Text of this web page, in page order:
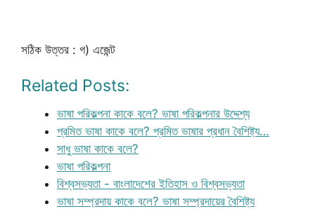
সঠিক উত্তর : গ) এজেন্ট
Related Posts:
ভাষা পরিকল্পনা কাকে বলে? ভাষা পরিকল্পনার উদ্দেশ্য
প্রমিত ভাষা কাকে বলে? প্রমিত ভাষার প্রধান বৈশিষ্ট্য…
সাধু ভাষা কাকে বলে?
ভাষা পরিকল্পনা
বিশ্বসভ্যতা - বাংলাদেশের ইতিহাস ও বিশ্বসভ্যতা
ভাষা সম্প্রদায় কাকে বলে? ভাষা সম্প্রদায়ের বৈশিষ্ট্য